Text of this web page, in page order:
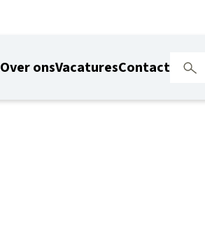
Over onsVacaturesContact